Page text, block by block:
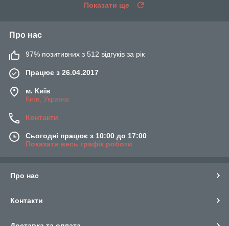
Показати ще
Про нас
97% позитивних з 512 відгуків за рік
Працює з 26.04.2017
м. Київ
Київ, Україна
Контакти
Сьогодні працює з 10:00 до 17:00
Показати весь графік роботи
Про нас
Контакти